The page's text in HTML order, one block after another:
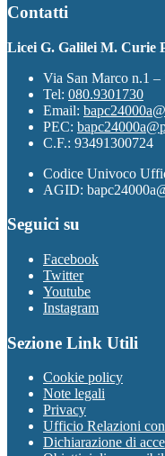
Contatti
Licei G. Galilei M. Curie
Via San Marco n.1
Tel: 080.9301730
Email:
PEC:
C.F.: 93491300724
Codice Univoco
AGID:
Seguici su
Facebook
Twitter
Youtube
Instagram
Sezione Link Utili
Cookie policy
Note legali
Privacy
Ufficio Relazioni
Dichiarazione di